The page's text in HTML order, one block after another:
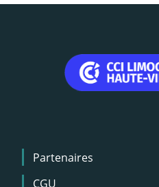
Menu
Pied
de
Partenaires
CGU